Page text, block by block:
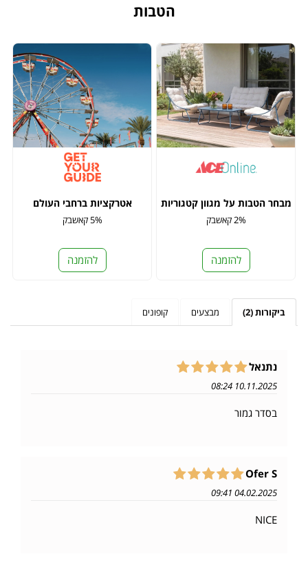
הטבות
מבחר הטבות על מגוון קטגוריות
2% קאשבק
להזמנה
אטרקציות ברחבי העולם
5% קאשבק
להזמנה
ביקורות (2) מבצעים קופונים
נתנאל
10.11.2025 08:24
בסדר גמור
Ofer S
04.02.2025 09:41
NICE